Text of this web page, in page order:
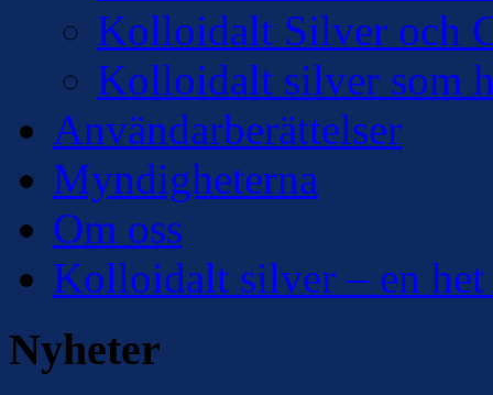
Kolloidalt Silver och
Kolloidalt silver som
Användarberättelser
Myndigheterna
Om oss
Kolloidalt silver – en het
Nyheter